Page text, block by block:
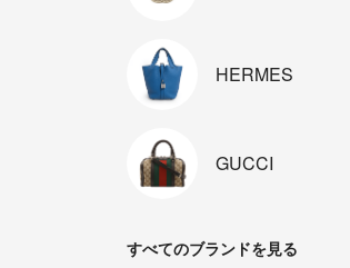
HERMES
GUCCI
すべてのブランドを見る